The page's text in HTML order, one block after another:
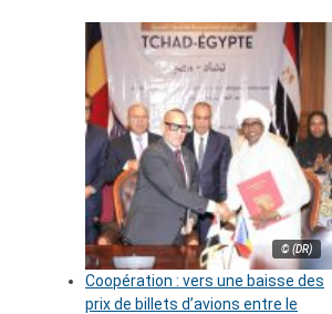
© (DR)
Coopération : vers une baisse des
prix de billets d’avions entre le